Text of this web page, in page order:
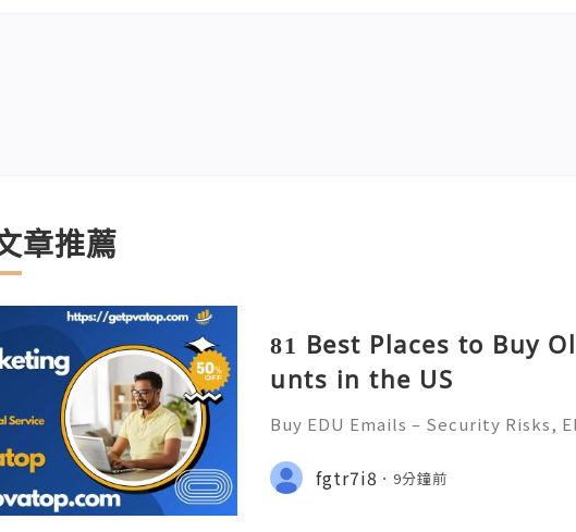
章推薦
81 Best Places to Buy
unts in the US
Buy EDU Emails – Security
NTEED ✨🔥⚡️🌐 ⚡️📱💬🚀
ram Username: @getpvatop
fgtr7i8 9分鐘前